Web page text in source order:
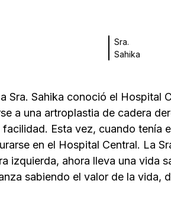
Sra.
Sahika
Sra. Sahika conoció el Hospital
a una artroplastia de cadera
Esta vez, cuando tenía
en el Hospital Central. La
izquierda, ahora lleva una vida
sabiendo el valor de la vida,